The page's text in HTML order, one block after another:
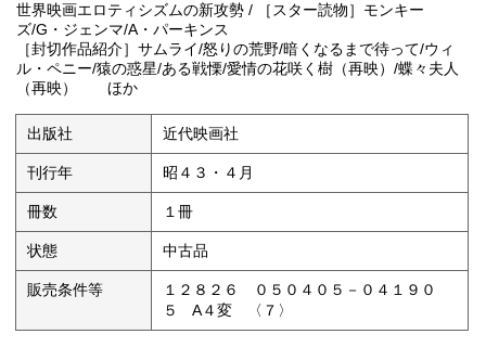
世界映画エロティシズムの新攻勢 / ［スター読物］モンキー
ズ/G・ジェンマ/A・パーキンス
［封切作品紹介］サムライ/怒りの荒野/暗くなるまで待って/ウィ
ル・ペニー/猿の惑星/ある戦慄/愛情の花咲く樹（再映）/蝶々夫人
（再映） ほか
出版社 近代映画社
刊行年 昭４３・４月
冊数 １冊
状態 中古品
販売条件等
１２８２６ ０５０４０５－０４１９０
５ A４変 〈７〉